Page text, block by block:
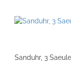
Sanduhr, 3